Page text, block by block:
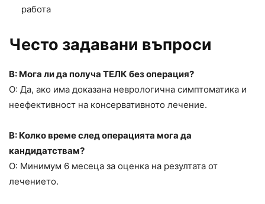
работа
Често задавани въпроси
В: Мога ли да получа ТЕЛК без операция?
О: Да, ако има доказана неврологична симптоматика и
неефективност на консервативното лечение.
В: Колко време след операцията мога да
кандидатствам?
О: Минимум 6 месеца за оценка на резултата от
лечението.